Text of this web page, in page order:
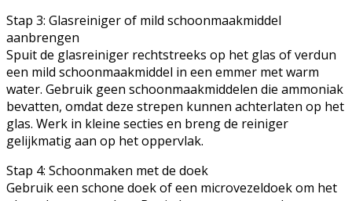
Stap 3: Glasreiniger of mild schoonmaakmiddel
aanbrengen
Spuit de glasreiniger rechtstreeks op het glas of verdun
een mild schoonmaakmiddel in een emmer met warm
water. Gebruik geen schoonmaakmiddelen die ammoniak
bevatten, omdat deze strepen kunnen achterlaten op het
glas. Werk in kleine secties en breng de reiniger
gelijkmatig aan op het oppervlak.
Stap 4: Schoonmaken met de doek
Gebruik een schone doek of een microvezeldoek om het